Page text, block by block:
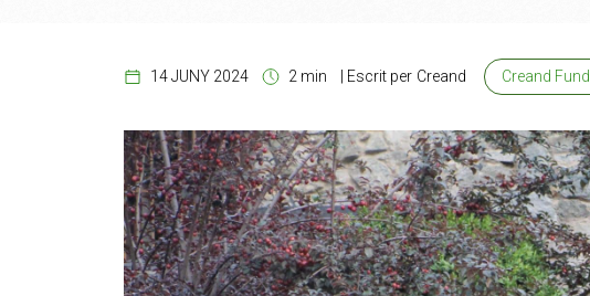
14 JUNY 2024 2 min Escrit per Creand Creand